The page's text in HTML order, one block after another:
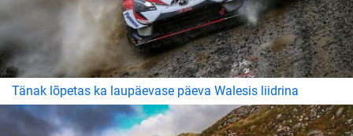
Tänak lõpetas ka laupäevase päeva Walesis liidrina